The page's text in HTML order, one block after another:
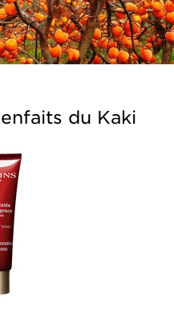
du Kaki